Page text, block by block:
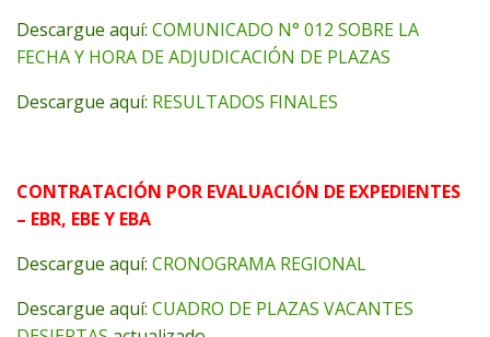
Descargue aquí: COMUNICADO N° 012 SOBRE LA
FECHA Y HORA DE ADJUDICACIÓN DE PLAZAS
Descargue aquí: RESULTADOS FINALES
CONTRATACIÓN POR EVALUACIÓN DE EXPEDIENTES
– EBR, EBE Y EBA
Descargue aquí: CRONOGRAMA REGIONAL
Descargue aquí: CUADRO DE PLAZAS VACANTES